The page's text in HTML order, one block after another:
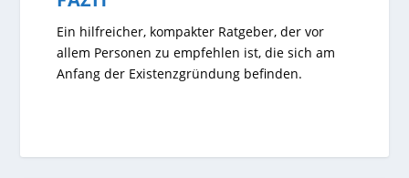
Ein hilfreicher, kompakter Ratgeber, der vor
allem Personen zu empfehlen ist, die sich am
Anfang der Existenzgründung befinden.